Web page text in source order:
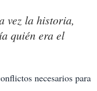
vez la historia,
quién era el
necesarios para